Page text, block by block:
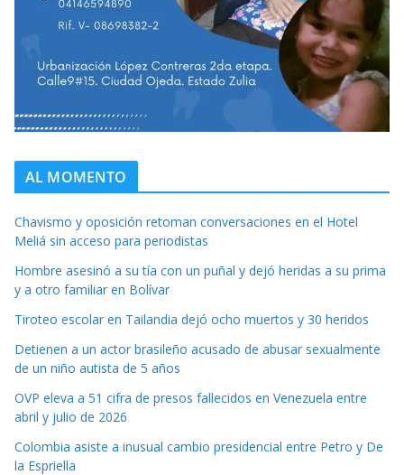
AL MOMENTO
Chavismo y oposición retoman conversaciones en el Hotel
Meliá sin acceso para periodistas
Hombre asesinó a su tía con un puñal y dejó heridas a su prima
y a otro familiar en Bolívar
Tiroteo escolar en Tailandia dejó ocho muertos y 30 heridos
Detienen a un actor brasileño acusado de abusar sexualmente
de un niño autista de 5 años
OVP eleva a 51 cifra de presos fallecidos en Venezuela entre
abril y julio de 2026
Colombia asiste a inusual cambio presidencial entre Petro y De
la Espriella